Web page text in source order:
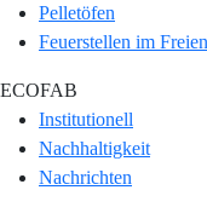
Pelletöfen
Feuerstellen im Freien
ECOFAB
Institutionell
Nachhaltigkeit
Nachrichten